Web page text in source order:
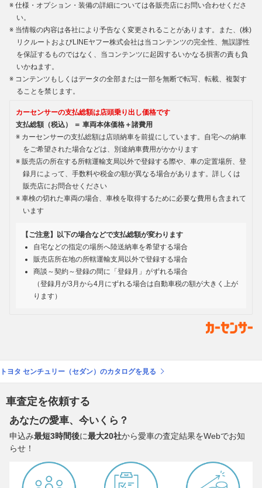
仕様・オプション・装備の詳細については各販売店にお問い合わせくださ
い。
当情報の内容は各社により予告なく変更されることがあります。また、(株)
リクルートおよびLINEヤフー株式会社は当コンテンツの完全性、無誤謬性
を保証するものではなく、当コンテンツに起因するいかなる損害の責も負
いかねます。
コンテンツもしくはデータの全部または一部を無断で転写、転載、複製す
ることを禁じます。
カーセンサーの支払総額は店頭乗り出し価格です
支払総額（税込） ＝ 車両本体価格＋諸費用
カーセンサーの支払総額は店頭納車を前提にしています。自宅への納車
をご希望された場合などは、別途納車費用がかかります
販売店の所在する所轄運輸支局以外で登録する際や、車の定置場所、登
録月によって、手数料や税金の額が異なる場合があります。詳しくは
販売店にお問合せください
車検の切れた車両の場合、車検を取得するために必要な費用も含まれて
います
【ご注意】以下の場合などで支払総額が変わります
自宅などの指定の場所へ陸送納車を希望する場合
販売店所在地の所轄運輸支局以外で登録する場合
商談～契約～登録の間に「登録月」がずれる場合
（登録月が3月から4月にずれる場合は自動車税の額が大きく上が
ります）
トヨタ センチュリー（セダン）のカタログを見る
車査定を依頼する
あなたの愛車、今いくら？
申込み最短3時間後に最大20社から愛車の査定結果をWebでお知
らせ！